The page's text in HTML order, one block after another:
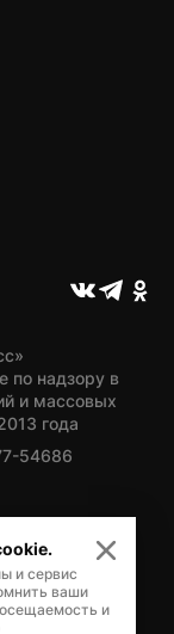
по надзору в
и массовых
года
54686
Ямало-
и сервис
ваши
и